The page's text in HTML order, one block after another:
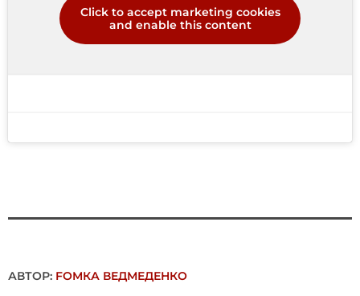
Click to accept marketing cookies
and enable this content
АВТОР: FОMКА ВЕДМЕДЕНКО